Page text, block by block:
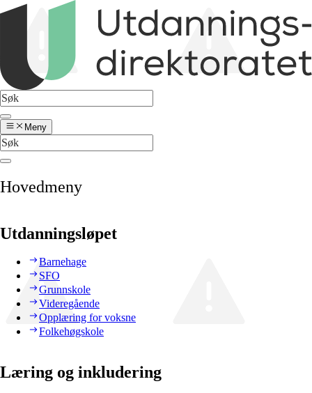
Meny
Hovedmeny
Utdanningsløpet
Barnehage
SFO
Grunnskole
Videregående
Opplæring for voksne
Folkehøgskole
Læring og inkludering